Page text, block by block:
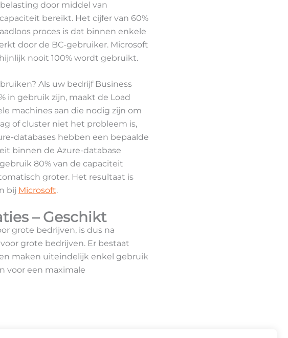
door middel van
bereikt. Het cijfer van 60%
proces is dat binnen enkele
door de BC-gebruiker. Microsoft
nooit 100% wordt gebruikt.
Als uw bedrijf Business
in gebruik zijn, maakt de Load
machines aan die nodig zijn om
of cluster niet het probleem is,
databases hebben een bepaalde
binnen de Azure-database
80% van de capaciteit
groter. Het resultaat is
bij Microsoft.
– Geschikt
grote bedrijven, is dus na
grote bedrijven. Er bestaat
maken uiteindelijk enkel gebruik
voor een maximale